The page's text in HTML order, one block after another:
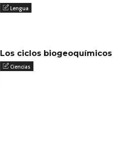
Lengua
Los ciclos biogeoquímicos
Ciencias